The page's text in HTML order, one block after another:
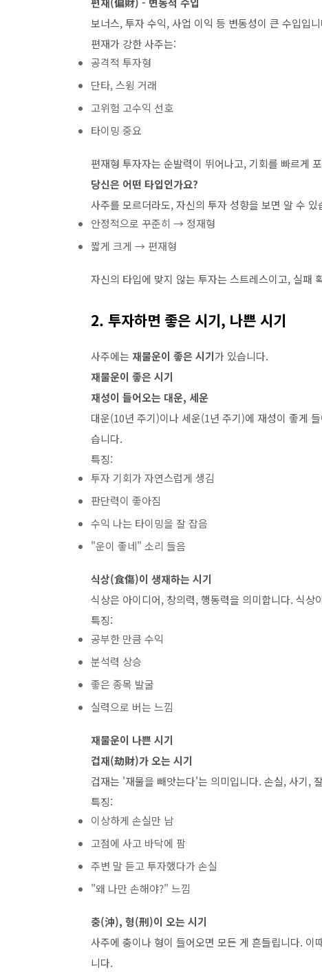
보너스, 투자 수익, 사업 이익 등 변동성이 큰 수입입
편재가 강한 사주는:
공격적 투자형
단타, 스윙 거래
고위험 고수익 선호
타이밍 중요
편재형 투자자는 순발력이 뛰어나고, 기회를 빠르게
당신은 어떤 타입인가요?
사주를 모르더라도, 자신의 투자 성향을 보면 알 수 있
안정적으로 꾸준히 → 정재형
짧게 크게 → 편재형
자신의 타입에 맞지 않는 투자는 스트레스이고, 실패
2. 투자하면 좋은 시기, 나쁜 시기
사주에는 재물운이 좋은 시기가 있습니다.
재물운이 좋은 시기
재성이 들어오는 대운, 세운
대운(10년 주기)이나 세운(1년 주기)에 재성이 좋게
습니다.
특징:
투자 기회가 자연스럽게 생김
판단력이 좋아짐
수익 나는 타이밍을 잘 잡음
"운이 좋네" 소리 들음
식상(食傷)이 생재하는 시기
식상은 아이디어, 창의력, 행동력을 의미합니다. 식
특징:
공부한 만큼 수익
분석력 상승
좋은 종목 발굴
실력으로 버는 느낌
재물운이 나쁜 시기
겁재(劫財)가 오는 시기
겁재는 '재물을 빼앗는다'는 의미입니다. 손실, 사기,
특징:
이상하게 손실만 남
고점에 사고 바닥에 팜
주변 말 듣고 투자했다가 손실
"왜 나만 손해야?" 느낌
충(沖), 형(刑)이 오는 시기
사주에 충이나 형이 들어오면 모든 게 흔들립니다.
니다.